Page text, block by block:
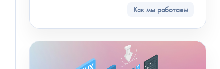
Как мы работаем